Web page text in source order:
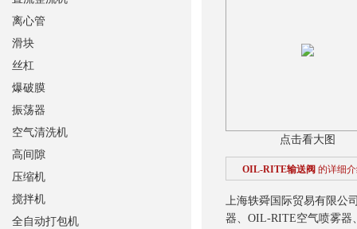
点击看大图
OIL-RITE输送阀 的详细
上海轶舜国际贸易有限公
器、OIL-RITE空气喷雾
离心管
滑块
丝杠
爆破膜
振荡器
空气清洗机
高间隙
压缩机
搅拌机
全自动打包机